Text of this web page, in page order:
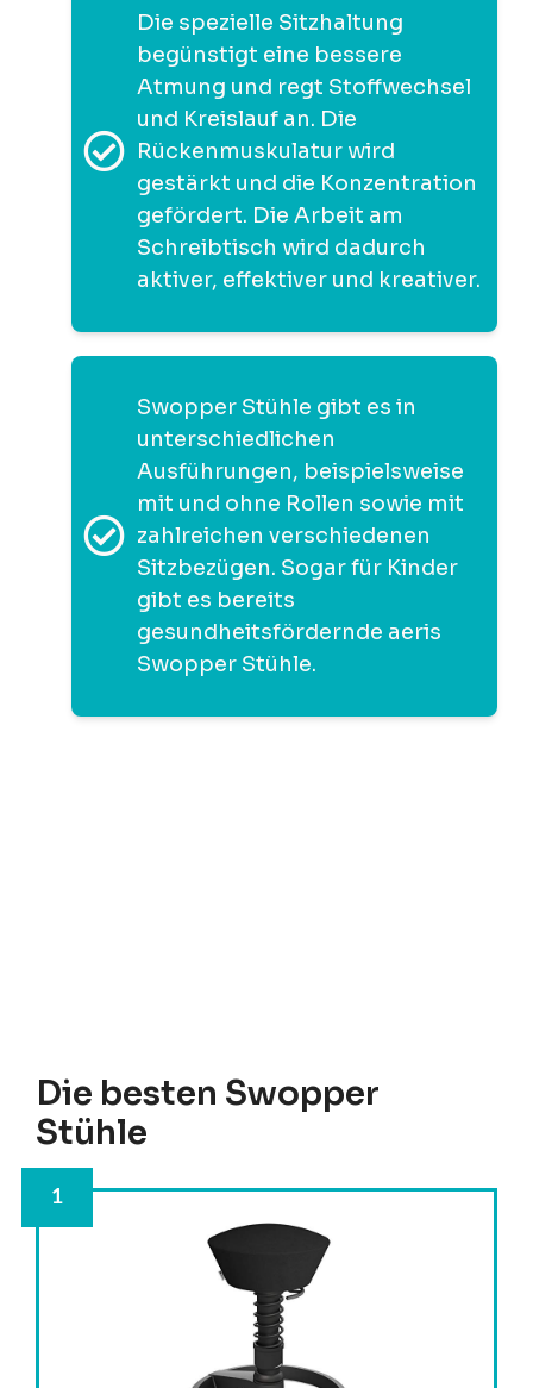
Die spezielle Sitzhaltung
begünstigt eine bessere
Atmung und regt Stoffwechsel
und Kreislauf an. Die
Rückenmuskulatur wird
gestärkt und die Konzentration
gefördert. Die Arbeit am
Schreibtisch wird dadurch
aktiver, effektiver und kreativer.
Swopper Stühle gibt es in
unterschiedlichen
Ausführungen, beispielsweise
mit und ohne Rollen sowie mit
zahlreichen verschiedenen
Sitzbezügen. Sogar für Kinder
gibt es bereits
gesundheitsfördernde aeris
Swopper Stühle.
Die besten Swopper
Stühle